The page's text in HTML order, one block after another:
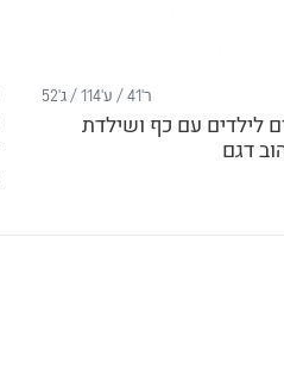
ר'41 / ע'114 / ג'52
לילדים עם כף ושילדת
דגם